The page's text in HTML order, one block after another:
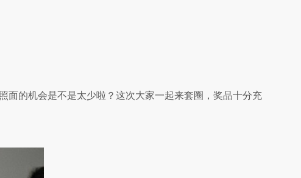
的机会是不是太少啦？这次大家一起来套圈，奖品十分充